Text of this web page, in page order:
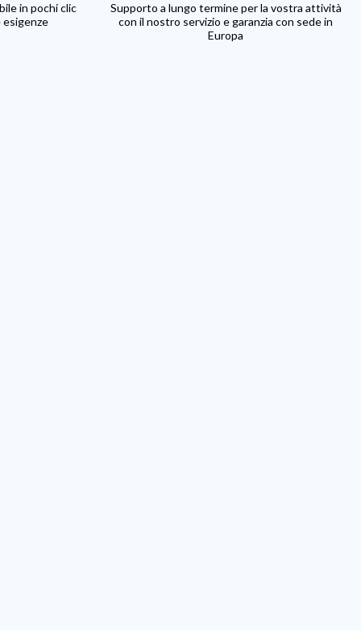
in pochi clic
esigenze
Supporto a lungo termine per la vostra attività
con il nostro servizio e garanzia con sede in
Europa